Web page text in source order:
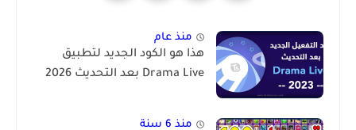
منذ عام
هذا هو الكود الجديد لتطبيق
Drama Live بعد التحديث 2026
منذ 6 سنة